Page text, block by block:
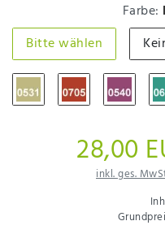
Farbe:
Bitte wählen
28,00
inkl. ges.